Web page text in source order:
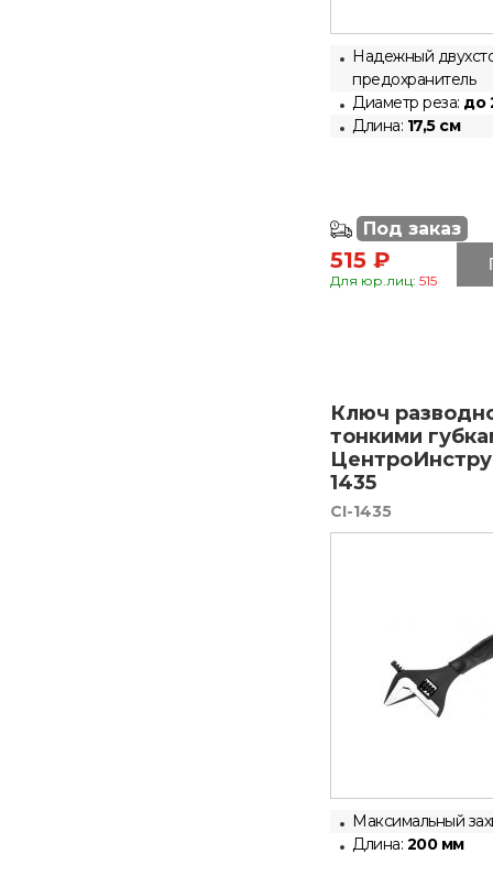
Надежный
предохранитель
Диаметр реза: до
Длина: 17,5 см
Под заказ
515 ₽
Для юр.лиц: 515
Ключ
тонкими
1435
CI-1435
Максимальный
Длина: 200 мм